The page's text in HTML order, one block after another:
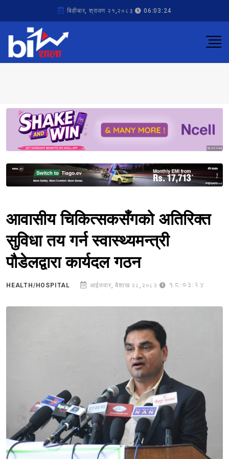
बिहीबार, श्रावण २१,२०८३ 06:03:24
Sponsored
Sponsored
आवासीय चिकित्सकसँगको अतिरिक्त
सुविधा तय गर्न स्वास्थ्यमन्त्री
पौडेलद्वारा कार्यदल गठन
HEALTH/HOSPITAL आईतवार, बैशाख २८,२०८२ 18:03:24